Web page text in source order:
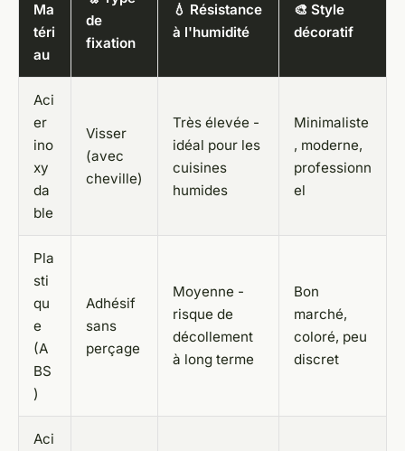
Ma
téri
au
de
fixation
💧 Résistance
à l'humidité
🎨 Style
décoratif
Aci
er
ino
xy
da
ble
Visser
(avec
cheville)
Très élevée -
idéal pour les
cuisines
humides
Minimaliste
, moderne,
professionn
el
Pla
sti
qu
e
(A
BS
)
Adhésif
sans
perçage
Moyenne -
risque de
décollement
à long terme
Bon
marché,
coloré, peu
discret
Aci